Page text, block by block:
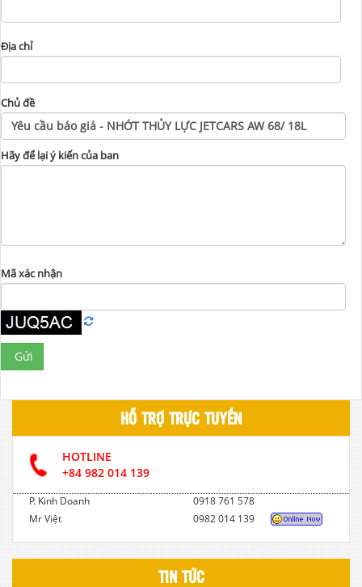
Địa chỉ
Chủ đề
Hãy để lại ý kiến của ban
Mã xác nhận
Gửi
HỖ TRỢ TRỰC TUYẾN
HOTLINE
+84 982 014 139
P. Kinh Doanh
0918 761 578
Mr Việt
0982 014 139
TIN TỨC